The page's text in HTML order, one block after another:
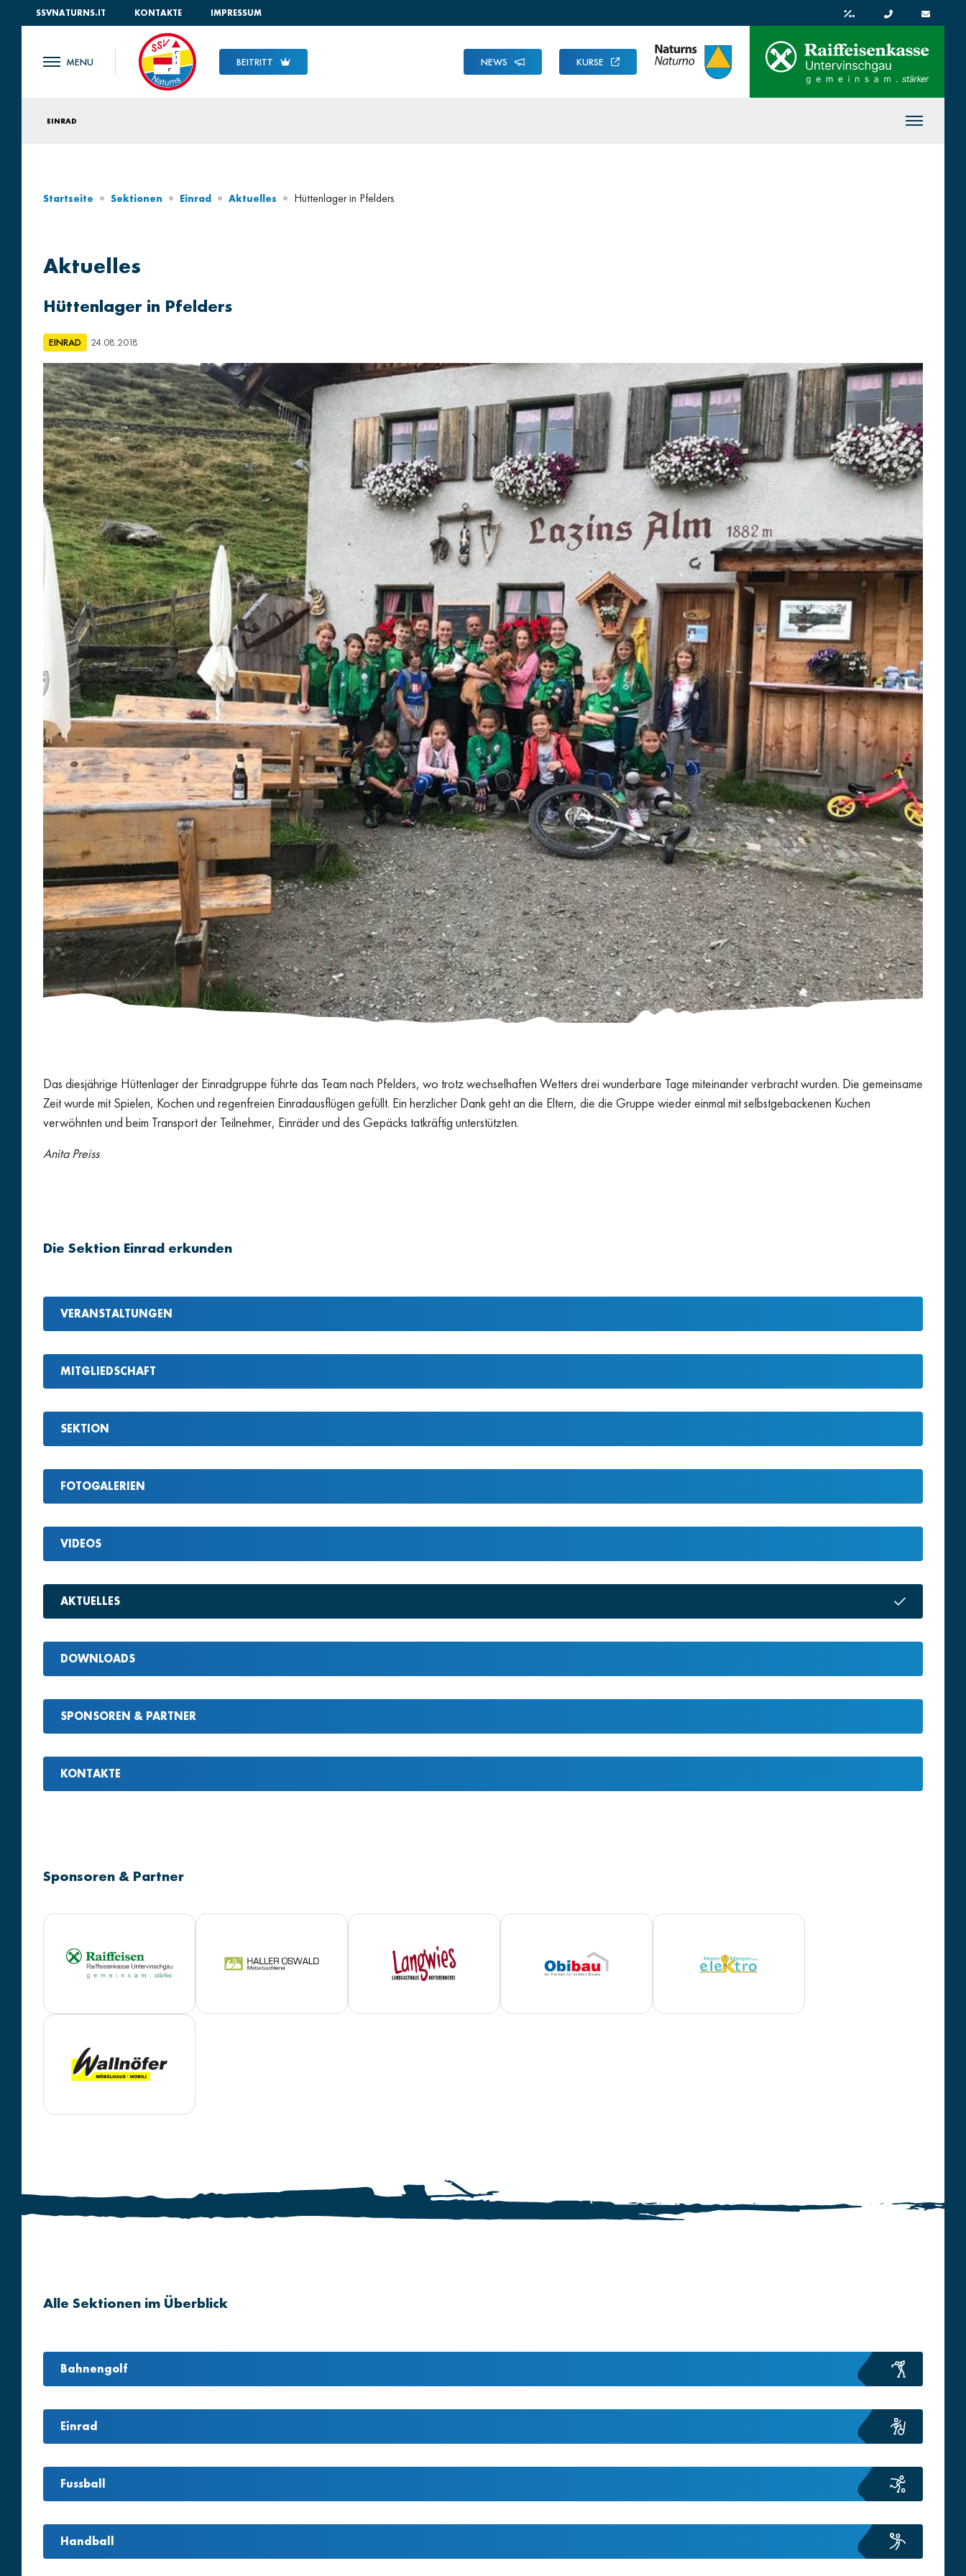
SSVNATURNS.IT KONTAKTE IMPRESSUM
BEITRITT NEWS KURSE
EINRAD
Startseite Sektionen Einrad Aktuelles Hüttenlager in Pfelders
Aktuelles
Hüttenlager in Pfelders
EINRAD 24.08.2018
Das diesjährige Hüttenlager der Einradgruppe führte das Team nach Pfelders, wo trotz wechselhaften Wetters drei wunderbare Tage miteinander verbracht wurden. Die gemeinsame
Zeit wurde mit Spielen, Kochen und regenfreien Einradausflügen gefüllt. Ein herzlicher Dank geht an die Eltern, die die Gruppe wieder einmal mit selbstgebackenen Kuchen
verwöhnten und beim Transport der Teilnehmer, Einräder und des Gepäcks tatkräftig unterstützten.
Anita Preiss
Die Sektion Einrad erkunden
VERANSTALTUNGEN
MITGLIEDSCHAFT
SEKTION
FOTOGALERIEN
VIDEOS
AKTUELLES
DOWNLOADS
SPONSOREN & PARTNER
KONTAKTE
Sponsoren & Partner
Alle Sektionen im Überblick
Bahnengolf
Einrad
Fussball
Handball